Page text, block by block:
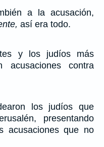
a la acusación,
así era todo.
y los judíos más
acusaciones contra
los judíos que
presentando
acusaciones que no